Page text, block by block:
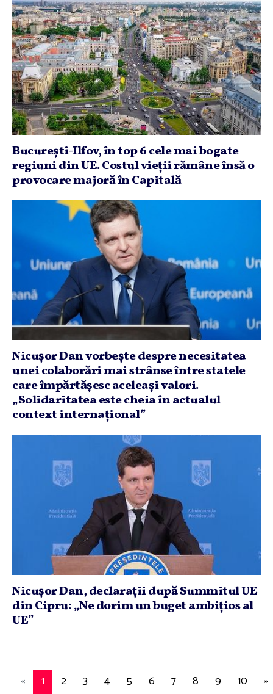
Bucureşti-Ilfov, în top 6 cele mai bogate
regiuni din UE. Costul vieţii rămâne însă o
provocare majoră în Capitală
Nicuşor Dan vorbeşte despre necesitatea
unei colaborări mai strânse între statele
care împărtăşesc aceleaşi valori.
„Solidaritatea este cheia în actualul
context internaţional”
Nicuşor Dan, declaraţii după Summitul UE
din Cipru: „Ne dorim un buget ambiţios al
UE”
« 1 2 3 4 5 6 7 8 9 10 »